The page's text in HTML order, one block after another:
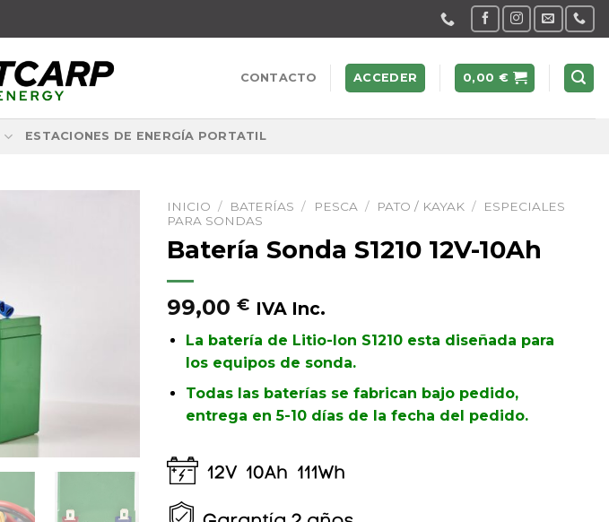
CONTACTO ACCEDER 0,00 €
ESTACIONES DE ENERGÍA PORTATIL
INICIO / BATERÍAS / PESCA / PATO / KAYAK /
ESPECIALES
PARA SONDAS
Batería Sonda S1210 12V-10Ah
99,00€ IVA Inc.
La batería de Litio-Ion S1210 esta diseñada para
los equipos de sonda.
Todas las baterías se fabrican bajo pedido,
entrega en 5-10 días de la fecha del pedido.